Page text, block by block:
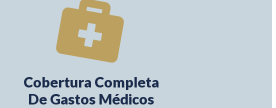
Cobertura Completa
De Gastos Médicos